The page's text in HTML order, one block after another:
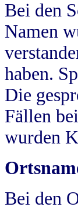
Bei den
Namen
haben.
Die
Fällen
wurden
Bei den